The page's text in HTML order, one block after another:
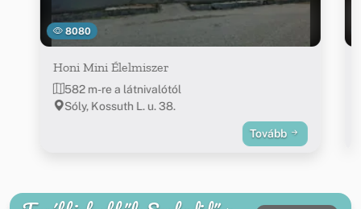
8080
Honi Mini Élelmiszer
582 m-re a látnivalótól
Sóly, Kossuth L. u. 38.
Tovább